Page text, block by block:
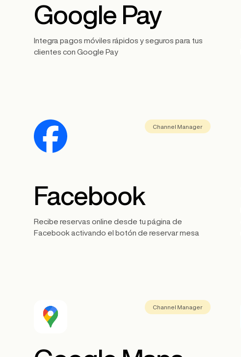
Google Pay
Integra pagos móviles rápidos y seguros para tus
clientes con Google Pay
Channel Manager
Facebook
Recibe reservas online desde tu página de
Facebook activando el botón de reservar mesa
Channel Manager